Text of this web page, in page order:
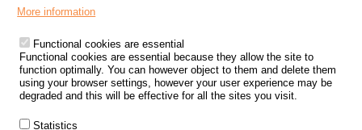
Footer
PROCESSING OF PERSONAL DATA FROM ROAD ACCIDENTS
KNOWLEDGE CENTRE
CALL FOR RESEARCH PROJECTS
ROAD SAFETY POLICY
More information
Functional cookies are essential
Functional cookies are essential because they allow the site to
function optimally. You can however object to them and delete them
using your browser settings, however your user experience may be
degraded and this will be effective for all the sites you visit.
Statistics